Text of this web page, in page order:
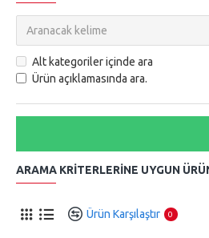
Alt kategoriler içinde ara
Ürün açıklamasında ara.
ARAMA KRITERLERINE UYGUN
Ürün Karşılaştır 0